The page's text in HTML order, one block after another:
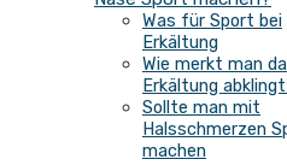
Was für Sport bei
Erkältung
Wie merkt man
Erkältung
Sollte man mit
Halsschmerzen
machen